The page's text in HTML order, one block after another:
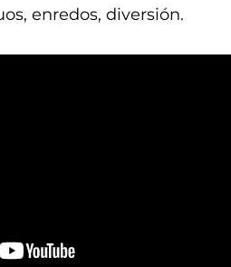
enredos, diversión.